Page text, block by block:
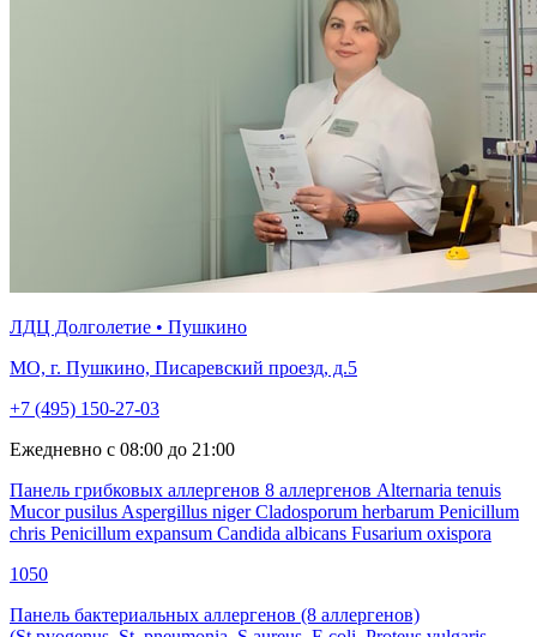
ЛДЦ Долголетие • Пушкино
МО, г. Пушкино, Писаревский проезд, д.5
+7 (495) 150-27-03
Ежедневно с 08:00 до 21:00
Панель грибковых аллергенов 8 аллергенов Alternaria tenuis
Mucor pusilus Aspergillus niger Cladosporum herbarum Penicillum
chris Penicillum expansum Candida albicans Fusarium oxispora
1050
Панель бактериальных аллергенов (8 аллергенов)